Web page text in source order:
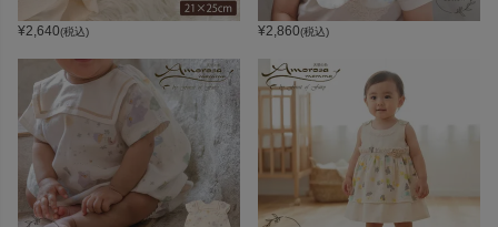
¥2,640(税込) ¥2,860(税込)